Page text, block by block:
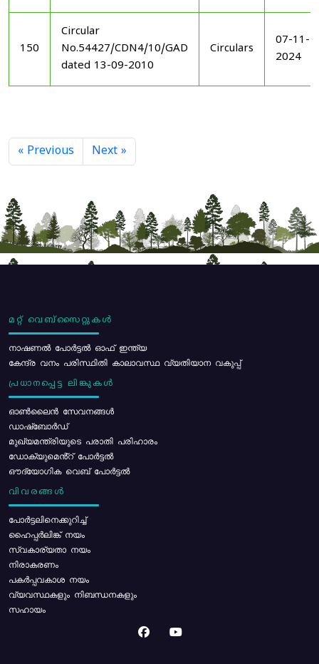
150
Circular
No.54427/CDN4/10/GAD
dated 13-09-2010
Circulars
07-11-
2024
« Previous Next »
മറ്റ് വെബ്സൈറ്റുകൾ
നാഷണൽ പോർട്ടൽ ഓഫ് ഇന്ത്യ
കേന്ദ്ര വനം പരിസ്ഥിതി കാലാവസ്ഥ വ്യതിയാന വകുപ്പ്
പ്രധാനപ്പെട്ട ലിങ്കുകൾ
ഓൺലൈൻ സേവനങ്ങൾ
ഡാഷ്ബോർഡ്
മുഖ്യമന്ത്രിയുടെ പരാതി പരിഹാരം
ഡോക്യുമെൻ്റ് പോർട്ടൽ
ഔദ്യോഗിക വെബ് പോർട്ടൽ
വിവരങ്ങൾ
പോര്‍ട്ടലിനെക്കുറിച്ച്
ഹൈപ്പർലിങ്ക് നയം
സ്വകാര്യതാ നയം
നിരാകരണം
പകർപ്പവകാശ നയം
വ്യവസ്ഥകളും നിബന്ധനകളും
സഹായം